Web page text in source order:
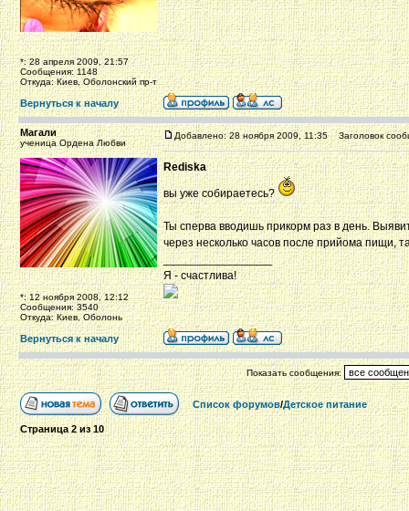
*: 28 апреля 2009, 21:57
Сообщения: 1148
Откуда: Киев, Оболонский пр-т
Вернуться к началу
Магали
ученица Ордена Любви
*: 12 ноября 2008, 12:12
Сообщения: 3540
Откуда: Киев, Оболонь
Добавлено: 28 ноября 2009, 11:35 Заголовок
Rediska
вы уже собираетесь?
Ты сперва вводишь прикорм раз в день.
через несколько часов после прийома пищи,
_________________
Я - счастлива!
Вернуться к началу
Показать сообщения:
Список форумов/Детское питание
Страница2из10